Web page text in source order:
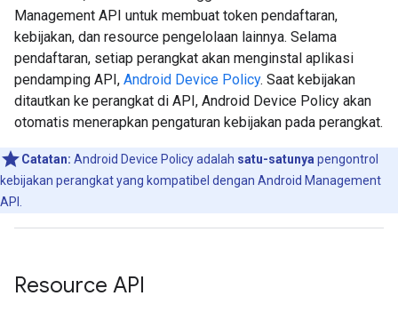
Management API untuk membuat token pendaftaran,
kebijakan, dan resource pengelolaan lainnya. Selama
pendaftaran, setiap perangkat akan menginstal aplikasi
pendamping API, Android Device Policy. Saat kebijakan
ditautkan ke perangkat di API, Android Device Policy akan
otomatis menerapkan pengaturan kebijakan pada perangkat.
Catatan: Android Device Policy adalah satu-satunya pengontrol
kebijakan perangkat yang kompatibel dengan Android Management
API.
Resource API